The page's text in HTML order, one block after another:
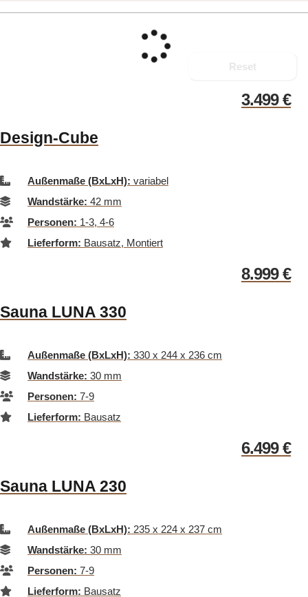
Reset
3.499€
Design-Cube
Außenmaße (BxLxH): variabel
Wandstärke: 42 mm
Personen: 1-3, 4-6
Lieferform: Bausatz, Montiert
8.999€
Sauna LUNA 330
Außenmaße (BxLxH): 330 x 244 x 236 cm
Wandstärke: 30 mm
Personen: 7-9
Lieferform: Bausatz
6.499€
Sauna LUNA 230
Außenmaße (BxLxH): 235 x 224 x 237 cm
Wandstärke: 30 mm
Personen: 7-9
Lieferform: Bausatz